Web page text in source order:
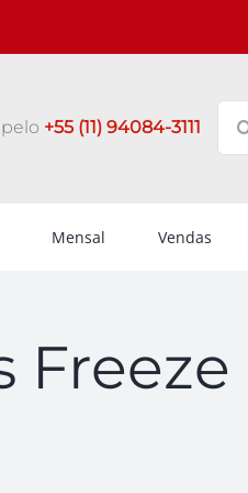
+55 (11) 94084-3111
Mensal Vendas